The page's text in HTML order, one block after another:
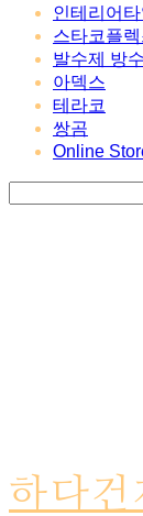
인테리어
스타코플
발수제 방
아덱스
테라코
쌍곰
Online
하다건